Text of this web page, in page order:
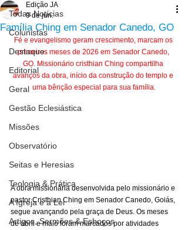
Todas Notícias
Colunistas
Destaque
Editorial
Geral
Gestão Eclesiástica
Missões
Observatório
Seitas e Heresias
Teologia & Prática
A Igreja e a Lei
Artigos, Sermões & Esboços
Família Ching em Senador Canedo, GO
Edição JA
9 de jun.
Fé e evangelismo geram crescimento, marcam os
primeiros meses de 2026 em Senador Canedo,
GO. Missionário cristhian Ching compartilha
avanços da obra, início da construção do templo e
uma bênção especial para sua família.
A obra missionária desenvolvida pelo missionário e
pastor Cristhian Ching em Senador Canedo, Goiás,
segue avançando pela graça de Deus. Os meses
de abril e maio foram marcados por atividades